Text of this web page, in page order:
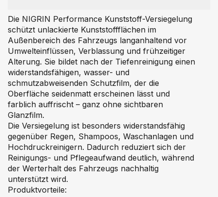
Die NIGRIN Performance Kunststoff-Versiegelung
schützt unlackierte Kunststoffflächen im
Außenbereich des Fahrzeugs langanhaltend vor
Umwelteinflüssen, Verblassung und frühzeitiger
Alterung. Sie bildet nach der Tiefenreinigung einen
widerstandsfähigen, wasser- und
schmutzabweisenden Schutzfilm, der die
Oberfläche seidenmatt erscheinen lässt und
farblich auffrischt – ganz ohne sichtbaren
Glanzfilm.
Die Versiegelung ist besonders widerstandsfähig
gegenüber Regen, Shampoos, Waschanlagen und
Hochdruckreinigern. Dadurch reduziert sich der
Reinigungs- und Pflegeaufwand deutlich, während
der Werterhalt des Fahrzeugs nachhaltig
unterstützt wird.
Produktvorteile: